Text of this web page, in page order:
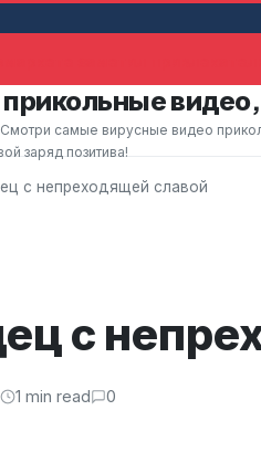
заметил
самые вирусные видео
заряд позитива!
с непреходящей славой
с
1 min read 0